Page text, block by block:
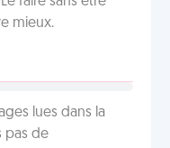
mieux.
lues dans la
pas de